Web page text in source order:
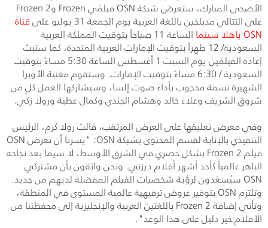
الأضحى المبارك، ستعرض شبكةOSNفيلمَيFrozenوFrozen 2
على التتالي مدبلجَين باللغة العربية يوم الجمعة 31 يوليو على قناة
OSNياهلا سينما الساعة 11 صباحاً بتوقيت المملكة العربية
السعودية/ 12 ظهراً بتوقيت الإمارات العربية المتحدة، كما ستبث
إعادة الفيلمَين يوم السبت 1 أغسطس الساعة 5:30 مساءً بتوقيت
السعودية / 6:30 مساءً بتوقيت الإمارات. وستقوم مغنية الأوبرا
الشهيرة نسمة محجوب بأداء صوت إلسا، وسيشاركها العمل كلٍ من
شروق الشريف وعلاء خالد وهشام الجندي وكمال عطية ورولا زكي.
وفي معرض تعليقها على العرض المرتقب، قالت رولا كرم، الرئيس
التنفيذي بالإنابة لقسم المحتوى بشبكةOSN: "يسرنا أن تعرضOSN
فيلمFrozen 2بشكل حصري في الشرق الأوسط، لا سيما بعد نجاحه
الباهر عالمياً كأحد أشهر أفلام ديزني. ونحن واثقون بأن مشتركي
OSNسيُسعَدون لرؤية شخصيات الفيلم المفضلة لديهم من جديد.
وتلتزمOSNبتوفير عروض ترفيهية عالمية المستوى في المنطقة،
وتأتي إضافةFrozen 2باللغتين العربية والإنجليزية إلى محفظتنا من
الأفلام خير دليل على هذا الوعد".